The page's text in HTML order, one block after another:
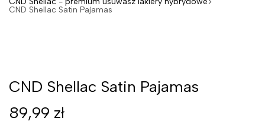
CND Shellac Satin Pajamas
CND Shellac Satin Pajamas
89,99 zł